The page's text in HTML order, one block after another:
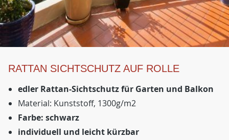
RATTAN SICHTSCHUTZ AUF ROLLE
edler Rattan-Sichtschutz für Garten und Balkon
Material: Kunststoff, 1300g/m2
Farbe: schwarz
individuell und leicht kürzbar